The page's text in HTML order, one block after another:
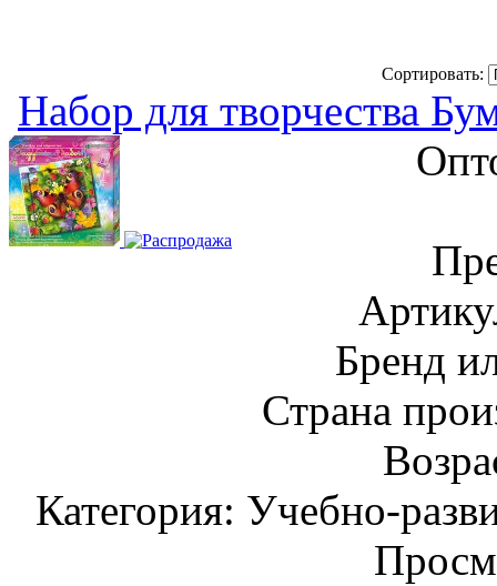
Сортировать:
Набор для творчества
Бренд
Страна
Категория: Учебно-